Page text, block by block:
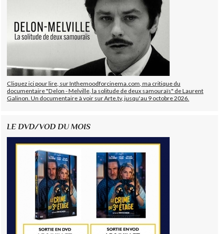
Cliquez ici pour lire, sur Inthemoodforcinema.com, ma critique du
documentaire "Delon - Melville, la solitude de deux samouraïs" de Laurent
Galinon. Un documentaire à voir sur Arte.tv, jusqu'au 9 octobre 2026.
LE DVD/VOD DU MOIS